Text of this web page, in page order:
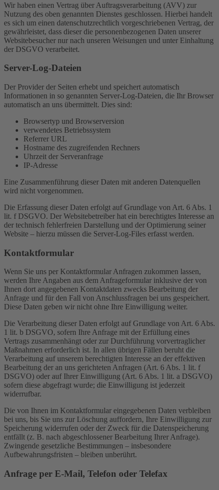
Wir haben einen Vertrag über Auftragsverarbeitung (AVV) zur
Nutzung des oben genannten Dienstes geschlossen. Hierbei handelt
es sich um einen datenschutzrechtlich vorgeschriebenen Vertrag, der
gewährleistet, dass dieser die personenbezogenen Daten unserer
Websitebesucher nur nach unseren Weisungen und unter Einhaltung
der DSGVO verarbeitet.
Server-Log-Dateien
Der Provider der Seiten erhebt und speichert automatisch
Informationen in so genannten Server-Log-Dateien, die Ihr Browser
automatisch an uns übermittelt. Dies sind:
Browsertyp und Browserversion
verwendetes Betriebssystem
Referrer URL
Hostname des zugreifenden Rechners
Uhrzeit der Serveranfrage
IP-Adresse
Eine Zusammenführung dieser Daten mit anderen Datenquellen
wird nicht vorgenommen.
Die Erfassung dieser Daten erfolgt auf Grundlage von Art. 6 Abs. 1
lit. f DSGVO. Der Websitebetreiber hat ein berechtigtes Interesse an
der technisch fehlerfreien Darstellung und der Optimierung seiner
Website – hierzu müssen die Server-Log-Files erfasst werden.
Kontaktformular
Wenn Sie uns per Kontaktformular Anfragen zukommen lassen,
werden Ihre Angaben aus dem Anfrageformular inklusive der von
Ihnen dort angegebenen Kontaktdaten zwecks Bearbeitung der
Anfrage und für den Fall von Anschlussfragen bei uns gespeichert.
Diese Daten geben wir nicht ohne Ihre Einwilligung weiter.
Die Verarbeitung dieser Daten erfolgt auf Grundlage von Art. 6 Abs.
1 lit. b DSGVO, sofern Ihre Anfrage mit der Erfüllung eines
Vertrags zusammenhängt oder zur Durchführung vorvertraglicher
Maßnahmen erforderlich ist. In allen übrigen Fällen beruht die
Verarbeitung auf unserem berechtigten Interesse an der effektiven
Bearbeitung der an uns gerichteten Anfragen (Art. 6 Abs. 1 lit. f
DSGVO) oder auf Ihrer Einwilligung (Art. 6 Abs. 1 lit. a DSGVO)
sofern diese abgefragt wurde; die Einwilligung ist jederzeit
widerrufbar.
Die von Ihnen im Kontaktformular eingegebenen Daten verbleiben
bei uns, bis Sie uns zur Löschung auffordern, Ihre Einwilligung zur
Speicherung widerrufen oder der Zweck für die Datenspeicherung
entfällt (z. B. nach abgeschlossener Bearbeitung Ihrer Anfrage).
Zwingende gesetzliche Bestimmungen – insbesondere
Aufbewahrungsfristen – bleiben unberührt.
Anfrage per E-Mail, Telefon oder Telefax